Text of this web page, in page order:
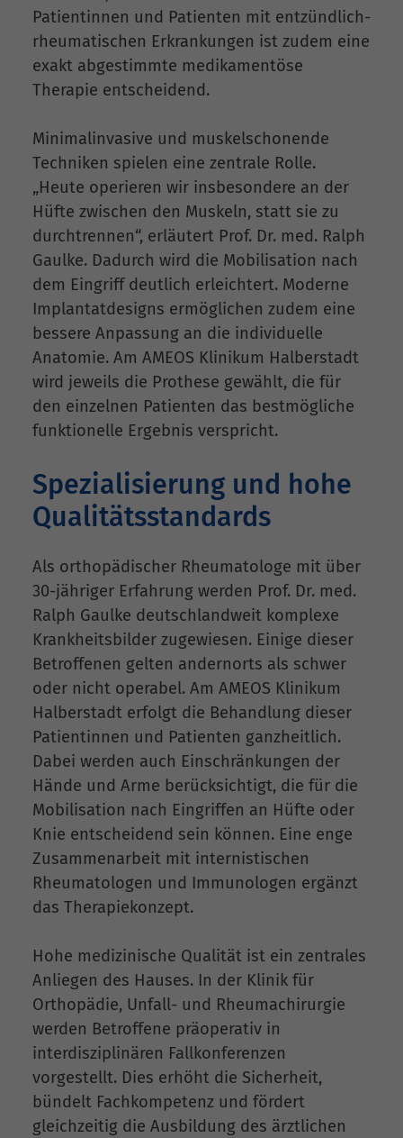
Patientinnen und Patienten mit entzündlich-
rheumatischen Erkrankungen ist zudem eine
exakt abgestimmte medikamentöse
Therapie entscheidend.
Minimalinvasive und muskelschonende
Techniken spielen eine zentrale Rolle.
„Heute operieren wir insbesondere an der
Hüfte zwischen den Muskeln, statt sie zu
durchtrennen“, erläutert Prof. Dr. med. Ralph
Gaulke. Dadurch wird die Mobilisation nach
dem Eingriff deutlich erleichtert. Moderne
Implantatdesigns ermöglichen zudem eine
bessere Anpassung an die individuelle
Anatomie. Am AMEOS Klinikum Halberstadt
wird jeweils die Prothese gewählt, die für
den einzelnen Patienten das bestmögliche
funktionelle Ergebnis verspricht.
Spezialisierung und hohe
Qualitätsstandards
Als orthopädischer Rheumatologe mit über
30-jähriger Erfahrung werden Prof. Dr. med.
Ralph Gaulke deutschlandweit komplexe
Krankheitsbilder zugewiesen. Einige dieser
Betroffenen gelten andernorts als schwer
oder nicht operabel. Am AMEOS Klinikum
Halberstadt erfolgt die Behandlung dieser
Patientinnen und Patienten ganzheitlich.
Dabei werden auch Einschränkungen der
Hände und Arme berücksichtigt, die für die
Mobilisation nach Eingriffen an Hüfte oder
Knie entscheidend sein können. Eine enge
Zusammenarbeit mit internistischen
Rheumatologen und Immunologen ergänzt
das Therapiekonzept.
Hohe medizinische Qualität ist ein zentrales
Anliegen des Hauses. In der Klinik für
Orthopädie, Unfall- und Rheumachirurgie
werden Betroffene präoperativ in
interdisziplinären Fallkonferenzen
vorgestellt. Dies erhöht die Sicherheit,
bündelt Fachkompetenz und fördert
gleichzeitig die Ausbildung des ärztlichen